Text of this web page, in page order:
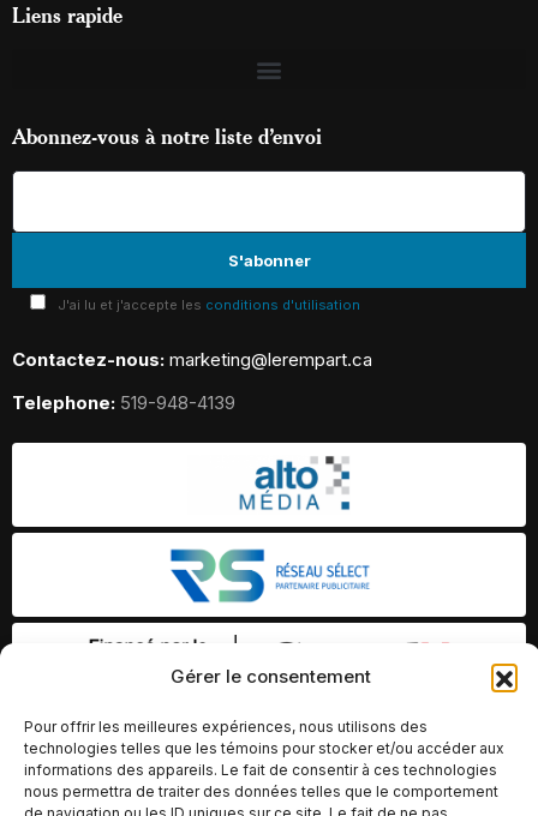
Gérer le consentement
Pour offrir les meilleures expériences, nous utilisons des
technologies telles que les témoins pour stocker et/ou accéder aux
informations des appareils. Le fait de consentir à ces technologies
nous permettra de traiter des données telles que le comportement
Liens rapide
Abonnez-vous à notre liste d’envoi
J'ai lu et j'accepte les conditions d'utilisation
Contactez-nous: marketing@lerempart.ca
Telephone: 519-948-4139